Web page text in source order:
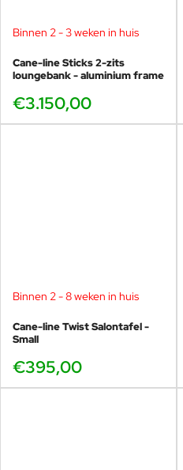
Binnen 2 - 3 weken in huis
Cane-line Sticks 2-zits
loungebank - aluminium frame
€3.150,00
Binnen 2 - 8 weken in huis
Cane-line Twist Salontafel -
Small
€395,00